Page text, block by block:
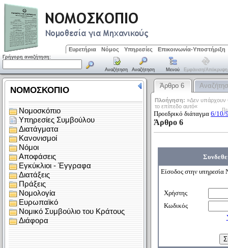
Ευρετήρια Νόμος Υπηρεσίες Επικοινωνία-Υποστήριξη
Γρήγορη αναζήτηση:
Αναζήτηση Αναζήτηση Μενού Εμφάνιση/απόκρυψη
Άρθρο 6